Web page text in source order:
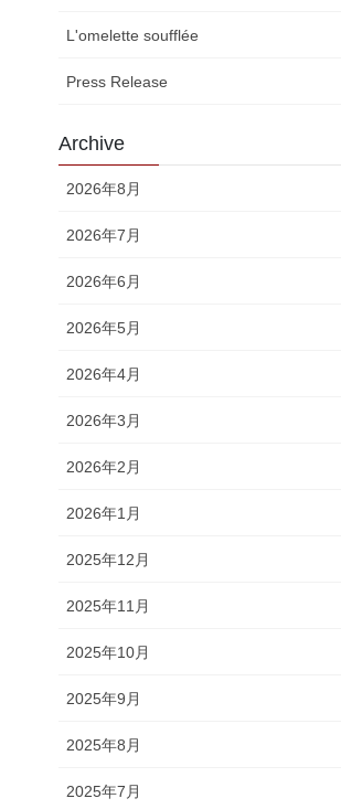
L'omelette soufflée
Press Release
Archive
2026年8月
2026年7月
2026年6月
2026年5月
2026年4月
2026年3月
2026年2月
2026年1月
2025年12月
2025年11月
2025年10月
2025年9月
2025年8月
2025年7月